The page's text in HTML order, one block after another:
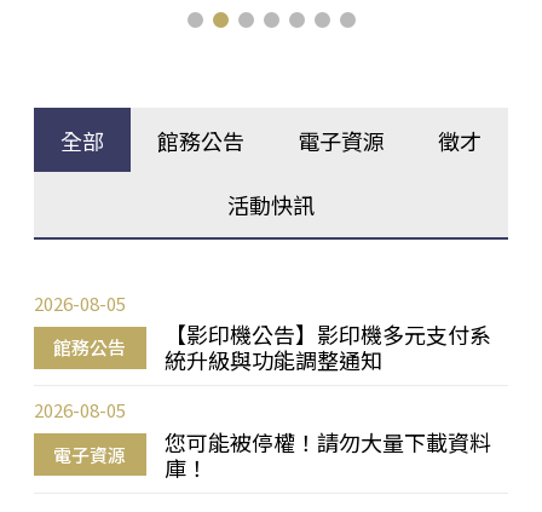
全部 館務公告 電子資源 徵才
活動快訊
館務公告
【影印機公告】影印機多元支付系
統升級與功能調整通知
2026-08-05
電子資源
您可能被停權！請勿大量下載資料
庫！
2026-08-05